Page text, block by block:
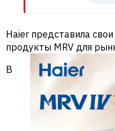
Haier представила
продукты MRV для
В